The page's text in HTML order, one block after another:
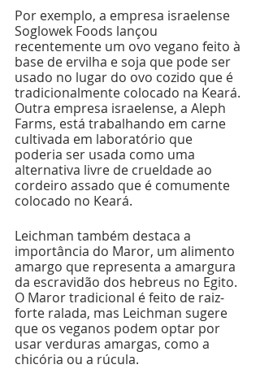
Por exemplo, a empresa israelense
Soglowek Foods lançou
recentemente um ovo vegano feito à
base de ervilha e soja que pode ser
usado no lugar do ovo cozido que é
tradicionalmente colocado na Keará.
Outra empresa israelense, a Aleph
Farms, está trabalhando em carne
cultivada em laboratório que
poderia ser usada como uma
alternativa livre de crueldade ao
cordeiro assado que é comumente
colocado no Keará.
Leichman também destaca a
importância do Maror, um alimento
amargo que representa a amargura
da escravidão dos hebreus no Egito.
O Maror tradicional é feito de raiz-
forte ralada, mas Leichman sugere
que os veganos podem optar por
usar verduras amargas, como a
chicória ou a rúcula.